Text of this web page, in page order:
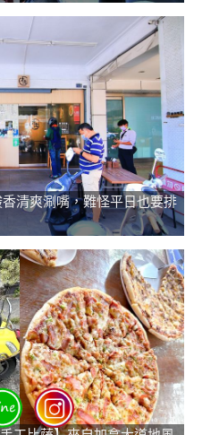
清爽涮嘴，難怪平日也要排